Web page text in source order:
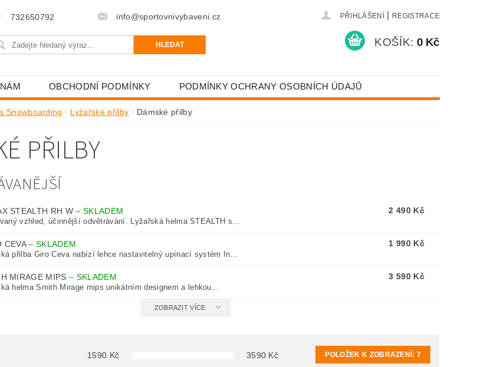
732650792 info@sportovnivybaveni.cz PŘIHLÁŠENÍ REGISTRACE
KOŠÍK: 0 Kč
OBCHODNÍ PODMÍNKY PODMÍNKY OCHRANY OSOBNÍCH ÚDAJŮ
Snowboarding Lyžařské přilby Dámské přilby
PŘILBY
STEALTH RH W– SKLADEM
vzhled, účinnější odvětrávání. Lyžařská helma STEALTH s...
2 490 Kč
CEVA–SKLADEM
přilba Giro Ceva nabízí lehce nastavitelný upínací systém In...
1 990 Kč
MIRAGE MIPS – SKLADEM
helma Smith Mirage mips unikátním designem a lehkou...
3 590 Kč
ZOBRAZIT VÍCE
1590 Kč 3590 Kč POLOŽEK K ZOBRAZENÍ:7